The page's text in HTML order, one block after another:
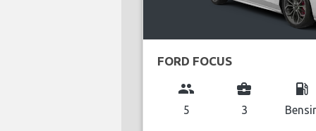
FORD FOCUS
group
5
business_center
3
local_gas_station